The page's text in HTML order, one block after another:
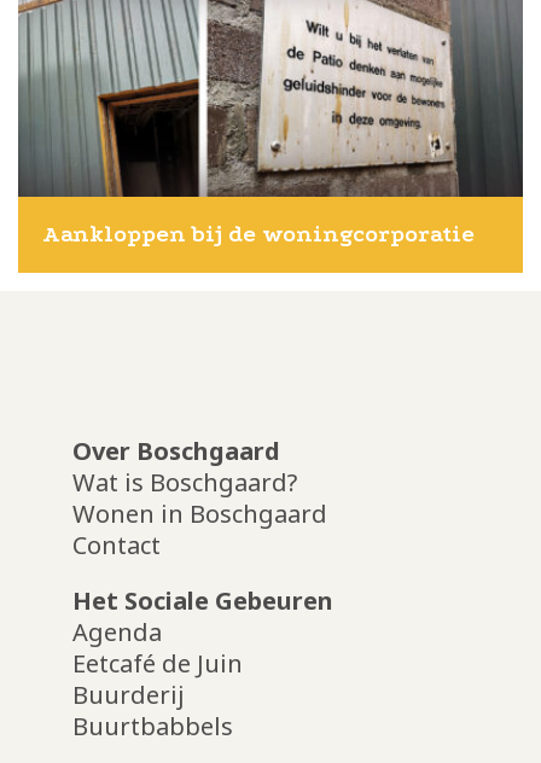
Aankloppen bij de woningcorporatie
Over Boschgaard
Wat is Boschgaard?
Wonen in Boschgaard
Contact
Het Sociale Gebeuren
Agenda
Eetcafé de Juin
Buurderij
Buurtbabbels